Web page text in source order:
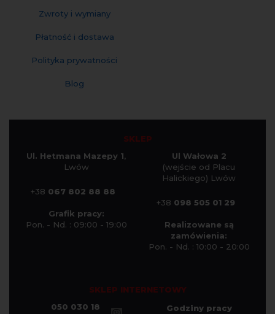
Zwroty i wymiany
Płatność i dostawa
Polityka prywatności
Blog
SKLEP
Ul. Hetmana Mazepy 1,
Lwów
+38 067 802 88 88
Grafik pracy:
Pon. - Nd. : 09:00 - 19:00
Ul Wałowa 2
(wejście od Placu
Halickiego) Lwów
+38 098 505 01 29
Realizowane są
zamówienia:
Pon. - Nd. : 10:00 - 20:00
SKLEP INTERNETOWY
050 030 18
Godziny pracy